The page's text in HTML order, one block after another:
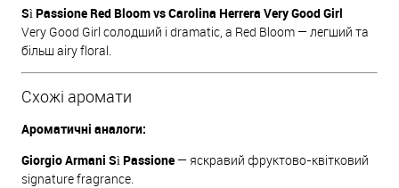
Sì Passione Red Bloom vs Carolina Herrera Very Good Girl
Very Good Girl солодший і dramatic, а Red Bloom — легший та
більш airy floral.
Схожі аромати
Ароматичні аналоги:
Giorgio Armani Sì Passione — яскравий фруктово-квітковий
signature fragrance.